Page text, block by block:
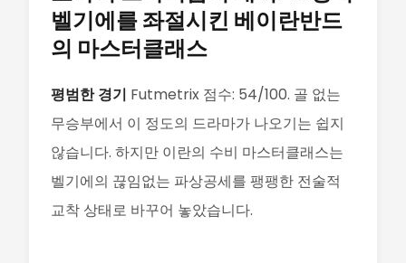
벨기에를 좌절시킨 베이란반드
의 마스터클래스
평범한 경기 Futmetrix 점수: 54/100. 골 없는
무승부에서 이 정도의 드라마가 나오기는 쉽지
않습니다. 하지만 이란의 수비 마스터클래스는
벨기에의 끊임없는 파상공세를 팽팽한 전술적
교착 상태로 바꾸어 놓았습니다.